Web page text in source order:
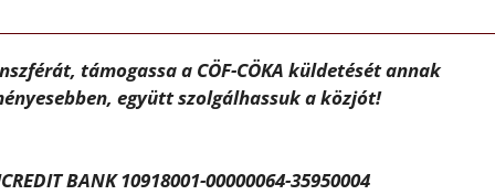
támogassa a CÖF-CÖKA küldetését annak
együtt szolgálhassuk a közjót!
BANK 10918001-00000064-35950004